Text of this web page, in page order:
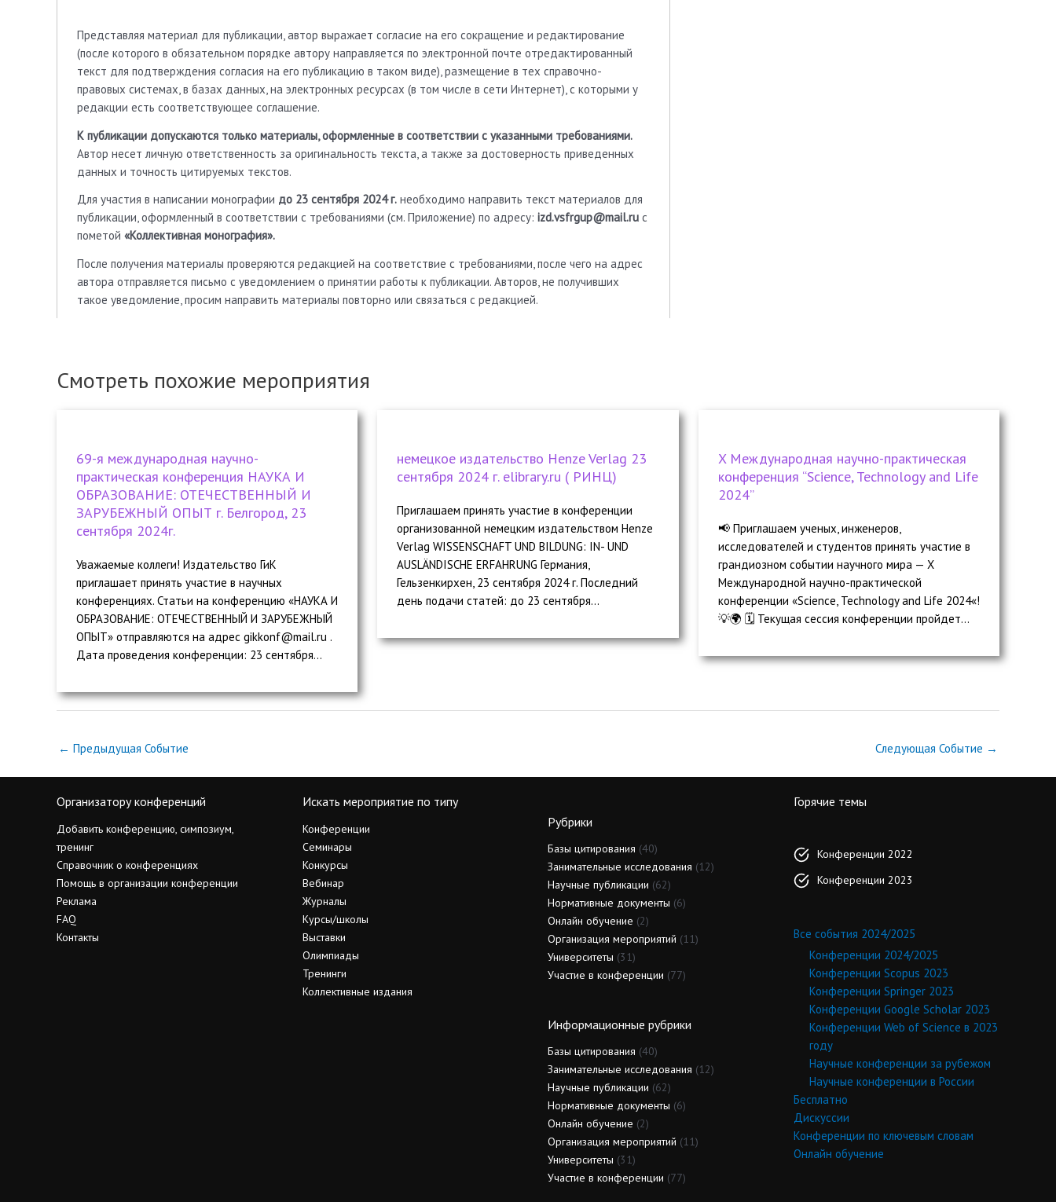
Представляя материал для публикации, автор выражает согласие на его сокращение и редактирование
(после которого в обязательном порядке автору направляется по электронной почте отредактированный
текст для подтверждения согласия на его публикацию в таком виде), размещение в тех справочно-
правовых системах, в базах данных, на электронных ресурсах (в том числе в сети Интернет), с которыми у
редакции есть соответствующее соглашение.
К публикации допускаются только материалы, оформленные в соответствии с указанными требованиями.
Автор несет личную ответственность за оригинальность текста, а также за достоверность приведенных
данных и точность цитируемых текстов.
Для участия в написании монографии до 23 сентября 2024 г. необходимо направить текст материалов для
публикации, оформленный в соответствии с требованиями (см. Приложение) по адресу: izd.vsfrgup@mail.ru с
пометой «Коллективная монография».
После получения материалы проверяются редакцией на соответствие с требованиями, после чего на адрес
автора отправляется письмо с уведомлением о принятии работы к публикации. Авторов, не получивших
такое уведомление, просим направить материалы повторно или связаться с редакцией.
Смотреть похожие мероприятия
69-я международная научно-
практическая конференция НАУКА И
ОБРАЗОВАНИЕ: ОТЕЧЕСТВЕННЫЙ И
ЗАРУБЕЖНЫЙ ОПЫТ г. Белгород, 23
сентября 2024г.
Уважаемые коллеги! Издательство ГиК
приглашает принять участие в научных
конференциях. Статьи на конференцию «НАУКА И
ОБРАЗОВАНИЕ: ОТЕЧЕСТВЕННЫЙ И ЗАРУБЕЖНЫЙ
ОПЫТ» отправляются на адрес gikkonf@mail.ru .
Дата проведения конференции: 23 cентября...
немецкое издательство Henze Verlag 23
сентября 2024 г. elibrary.ru ( РИНЦ)
Приглашаем принять участие в конференции
организованной немецким издательством Henze
Verlag WISSENSCHAFT UND BILDUNG: IN- UND
AUSLÄNDISCHE ERFAHRUNG Германия,
Гельзенкирхен, 23 сентября 2024 г. Последний
день подачи статей: до 23 сентября...
X Международная научно-практическая
конференция “Science, Technology and Life
2024”
📢 Приглашаем ученых, инженеров,
исследователей и студентов принять участие в
грандиозном событии научного мира — X
Международной научно-практической
конференции «Science, Technology and Life 2024«!
💡🌍 🗓️ Текущая сессия конференции пройдет...
← Предыдущая Событие Следующая Событие →
Организатору конференций
Добавить конференцию, симпозиум,
тренинг
Справочник о конференциях
Помощь в организации конференции
Реклама
FAQ
Контакты
Искать мероприятие по типу
Конференции
Семинары
Конкурсы
Вебинар
Журналы
Курсы/школы
Выставки
Олимпиады
Тренинги
Коллективные издания
Рубрики
Базы цитирования (40)
Занимательные исследования (12)
Научные публикации (62)
Нормативные документы (6)
Онлайн обучение (2)
Организация мероприятий (11)
Университеты (31)
Участие в конференции (77)
Информационные рубрики
Базы цитирования (40)
Занимательные исследования (12)
Научные публикации (62)
Нормативные документы (6)
Онлайн обучение (2)
Организация мероприятий (11)
Университеты (31)
Участие в конференции (77)
Горячие темы
Конференции 2022
Конференции 2023
Все события 2024/2025
Конференции 2024/2025
Конференции Scopus 2023
Конференции Springer 2023
Конференции Google Scholar 2023
Конференции Web of Science в 2023
году
Научные конференции за рубежом
Научные конференции в России
Бесплатно
Дискуссии
Конференции по ключевым словам
Онлайн обучение